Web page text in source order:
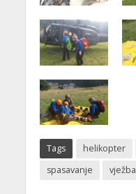
Tags helikopter
spasavanje
vježba